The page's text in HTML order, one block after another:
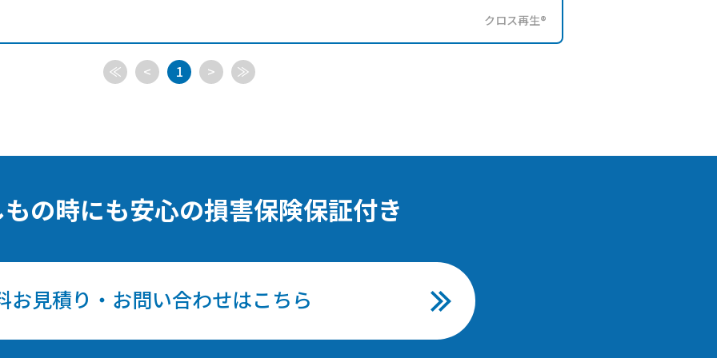
クロス再生®
≪ < 1 > ≫
の時にも安心の損害保険保証付き
お見積り・お問い合わせはこちら